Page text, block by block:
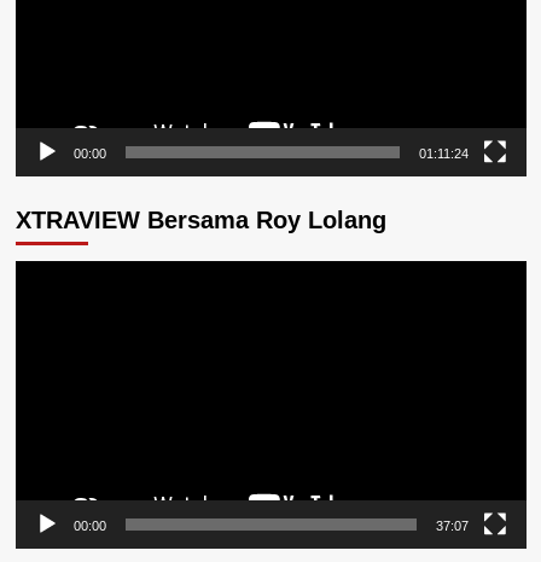
00:00 01:11:24
XTRAVIEW Bersama Roy Lolang
00:00 37:07